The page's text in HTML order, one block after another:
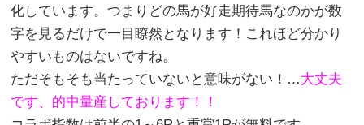
化しています。つまりどの馬が好走期待馬なのかが数
字を見るだけで一目瞭然となります！これほど分かり
やすいものはないですね。
ただそもそも当たっていないと意味がない！…大丈夫
です、的中量産しております！！